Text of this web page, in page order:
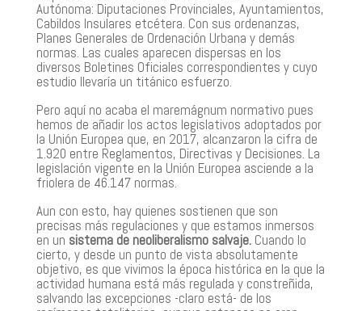
Autónoma: Diputaciones Provinciales, Ayuntamientos,
Cabildos Insulares etcétera. Con sus ordenanzas,
Planes Generales de Ordenación Urbana y demás
normas. Las cuales aparecen dispersas en los
diversos Boletines Oficiales correspondientes y cuyo
estudio llevaría un titánico esfuerzo.
Pero aquí no acaba el maremágnum normativo pues
hemos de añadir los actos legislativos adoptados por
la Unión Europea que, en 2017, alcanzaron la cifra de
1.920 entre Reglamentos, Directivas y Decisiones. La
legislación vigente en la Unión Europea asciende a la
friolera de 46.147 normas.
Aun con esto, hay quienes sostienen que son
precisas más regulaciones y que estamos inmersos
en un sistema de neoliberalismo salvaje. Cuando lo
cierto, y desde un punto de vista absolutamente
objetivo, es que vivimos la época histórica en la que la
actividad humana está más regulada y constreñida,
salvando las excepciones -claro está- de los